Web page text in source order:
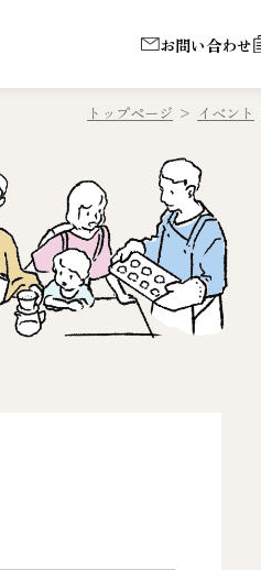
お問い合わせ
トップページ > イベント